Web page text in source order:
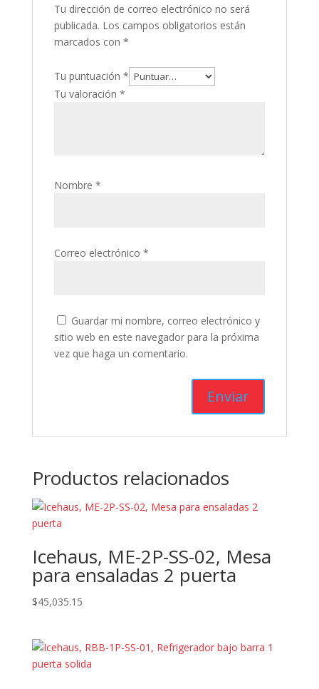
Tu dirección de correo electrónico no será
publicada. Los campos obligatorios están
marcados con *
Tu puntuación *
Tu valoración *
Nombre *
Correo electrónico *
Guardar mi nombre, correo electrónico y
sitio web en este navegador para la próxima
vez que haga un comentario.
Productos relacionados
Icehaus, ME-2P-SS-02, Mesa
para ensaladas 2 puerta
$45,035.15